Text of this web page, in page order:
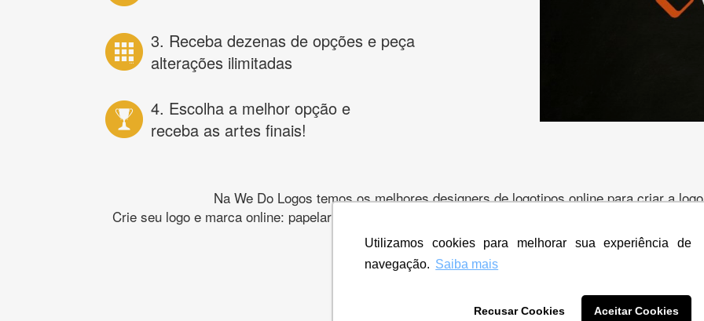
Utilizamos cookies para melhorar sua experiência de
navegação. Saiba mais
Recusar Cookies Aceitar Cookies
3. Receba dezenas de opções e peça
alterações ilimitadas
4. Escolha a melhor opção e
receba as artes finais!
Na We Do Logos temos os melhores designers de logotipos online para criar a
Crie seu logo e marca online: papelaria, banner, cartão de visita, folder, flyer, website e muito
CRIE SUA MARCA